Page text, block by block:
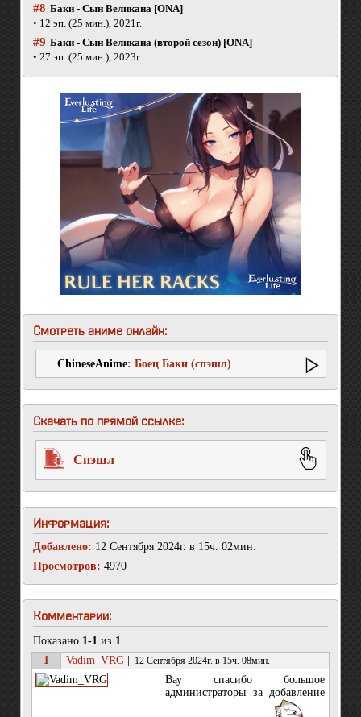
#8 Баки - Сын Великана [ONA]
• 12 эп. (25 мин.), 2021г.
#9 Баки - Сын Великана (второй сезон) [ONA]
• 27 эп. (25 мин.), 2023г.
Смотреть аниме онлайн:
ChineseAnime: Боец Баки (спэшл)
Скачать по прямой ссылке:
Спэшл
Информация:
Добавлено: 12 Сентября 2024г. в 15ч. 02мин.
Просмотров: 4970
Комментарии:
Показано 1-1 из 1
1
Vadim_VRG 12 Сентября 2024г. в 15ч. 08мин.
Вау спасибо большое
администраторы за добавление